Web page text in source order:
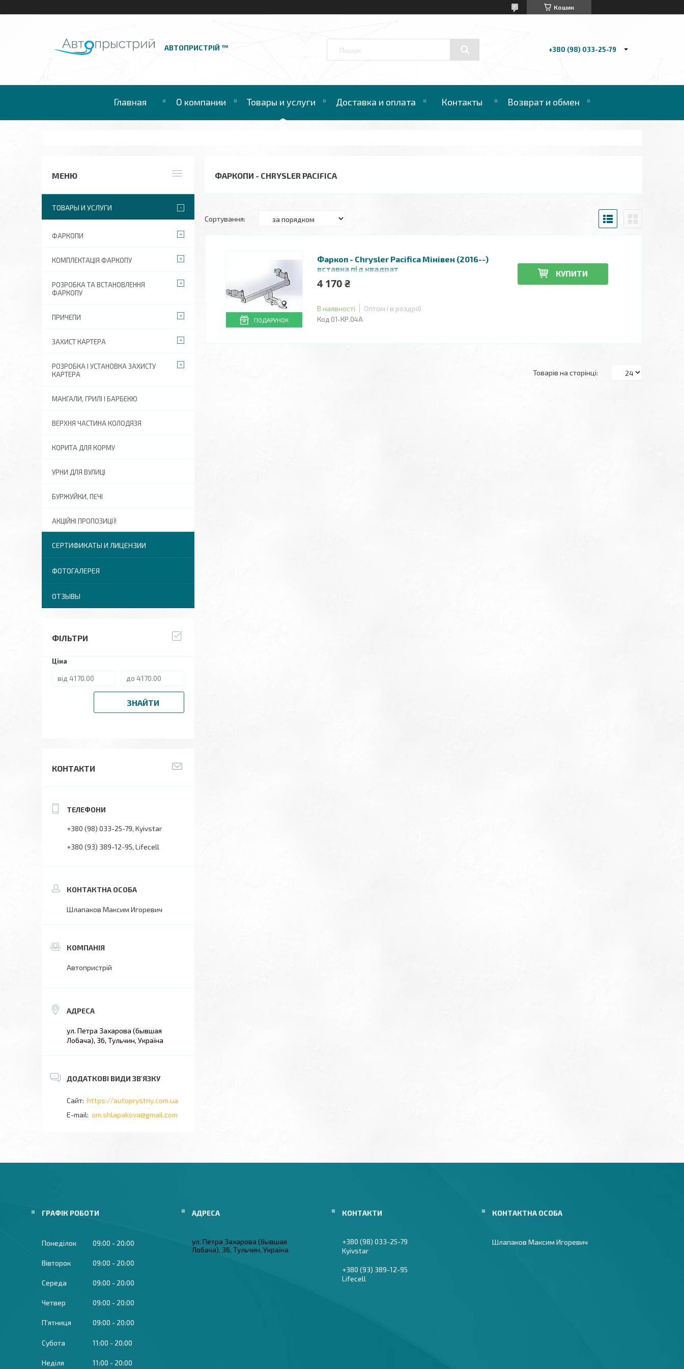
Кошик
АВТОПРИСТРІЙ ™ +380 (98) 033-25-79
Главная О компании Товары и услуги Доставка и оплата Контакты Возврат и обмен
ФАРКОПИ - CHRYSLER PACIFICA
ПОДАРУНОК
КУПИТИ
Фаркоп - Chrysler Pacifica Мінівен (2016--)
вставка під квадрат
4 170 ₴
В наявності Оптом і в роздріб
01-КР.04А
ТОВАРЫ И УСЛУГИ
ФАРКОПИ
КОМПЛЕКТАЦІЯ ФАРКОПУ
РОЗРОБКА ТА ВСТАНОВЛЕННЯ
ФАРКОПУ
ПРИЧЕПИ
ЗАХИСТ КАРТЕРА
РОЗРОБКА І УСТАНОВКА ЗАХИСТУ
КАРТЕРА
МАНГАЛИ, ГРИЛІ І БАРБЕКЮ
ВЕРХНЯ ЧАСТИНА КОЛОДЯЗЯ
КОРИТА ДЛЯ КОРМУ
УРНИ ДЛЯ ВУЛИЦІ
БУРЖУЙКИ, ПЕЧІ
АКЦІЙНІ ПРОПОЗИЦІЇ!
СЕРТИФИКАТЫ И ЛИЦЕНЗИИ
ФОТОГАЛЕРЕЯ
ОТЗЫВЫ
ФІЛЬТРИ
Ціна
ЗНАЙТИ
КОНТАКТИ
+380 (98) 033-25-79 Kyivstar
+380 (93) 389-12-95 Lifecell
Шлапаков Максим Игоревич
Автопристрій
ул. Петра Захарова (бывшая
Лобача), 36, Тульчин, Україна
https://autoprystriy.com.ua
om.shlapakova@gmail.com
ГРАФІК РОБОТИ
Понеділок 09:00 20:00
Вівторок 09:00 20:00
Середа 09:00 20:00
Четвер 09:00 20:00
Пʼятниця 09:00 20:00
Субота 11:00 20:00
Неділя 11:00 20:00
ул. Петра Захарова (бывшая
Лобача), 36, Тульчин, Україна
+380 (98) 033-25-79
Kyivstar
+380 (93) 389-12-95
Lifecell
Шлапаков Максим Игоревич